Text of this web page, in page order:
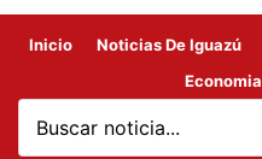
Inicio Noticias De Iguazú
Economia